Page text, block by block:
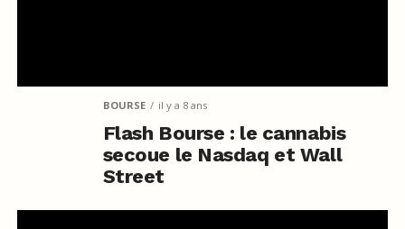
BOURSE il y a 8 ans
Flash Bourse : le cannabis
secoue le Nasdaq et Wall
Street